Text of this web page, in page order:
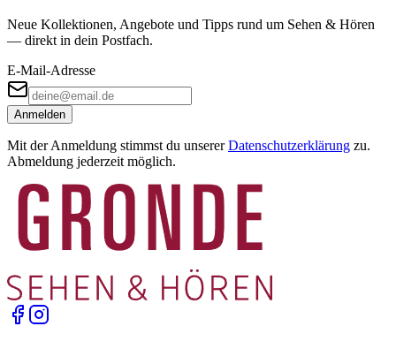
Neue Kollektionen, Angebote und Tipps rund um Sehen & Hören
— direkt in dein Postfach.
E-Mail-Adresse
Anmelden
Mit der Anmeldung stimmst du unserer Datenschutzerklärung zu.
Abmeldung jederzeit möglich.